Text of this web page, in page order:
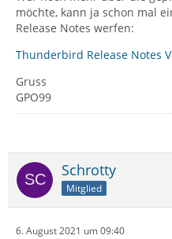
möchte, kann ja schon mal
Release Notes werfen:
Thunderbird Release Notes
Gruss
GPO99
Schrotty
Mitglied
6. August 2021 um 09:40